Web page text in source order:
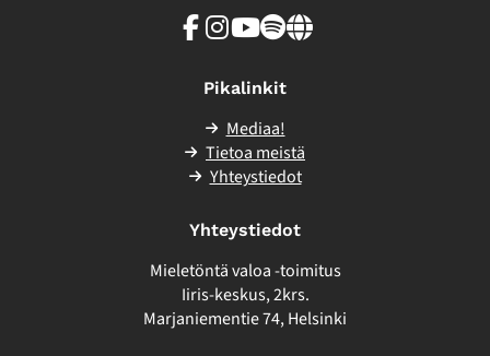
Facebook
Instagram
Youtube
SpotifyLinkki
Pikalinkit
Mediaa!
Tietoa meistä
Yhteystiedot
Yhteystiedot
Mieletöntä valoa -toimitus
Iiris-keskus, 2krs.
Marjaniementie 74, Helsinki